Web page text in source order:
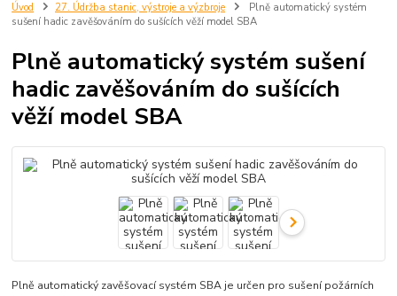
Úvod 27. Údržba stanic, výstroje a výzbroje
Plně automatický systém
sušení hadic zavěšováním do sušících věží model SBA
Plně automatický systém sušení
hadic zavěšováním do sušících
věží model SBA
Plně automatický zavěšovací systém SBA je určen pro sušení požárních